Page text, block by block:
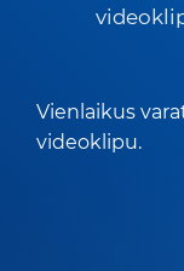
Vienlaikus
videoklipu.